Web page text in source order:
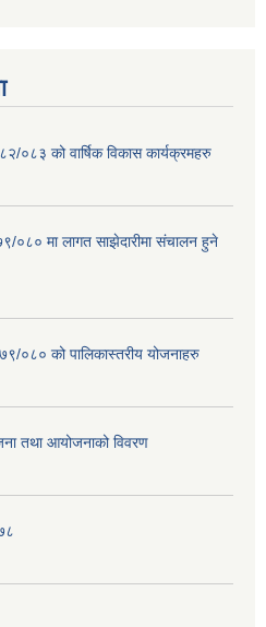
०८३ को वार्षिक विकास कार्यक्रमहरु
०८० मा लागत साझेदारीमा संचालन हुने
०८० को पालिकास्तरीय योजनाहरु
तथा आयोजनाको विवरण